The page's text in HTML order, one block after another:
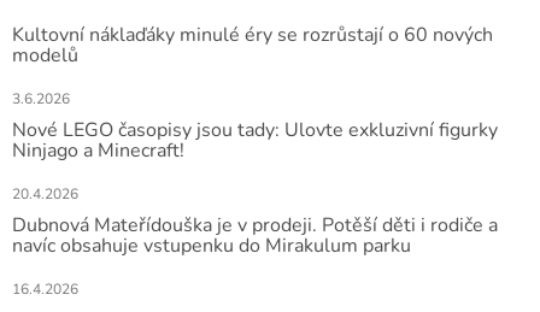
Kultovní náklaďáky minulé éry se rozrůstají o 60 nových
modelů
3.6.2026
Nové LEGO časopisy jsou tady: Ulovte exkluzivní figurky
Ninjago a Minecraft!
20.4.2026
Dubnová Mateřídouška je v prodeji. Potěší děti i rodiče a
navíc obsahuje vstupenku do Mirakulum parku
16.4.2026